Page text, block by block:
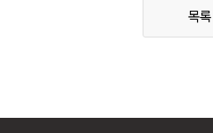
목록